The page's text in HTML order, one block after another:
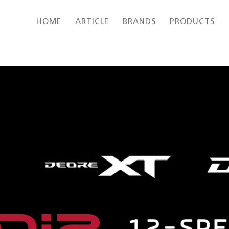
HOME ARTICLE BRANDS PRODUCTS